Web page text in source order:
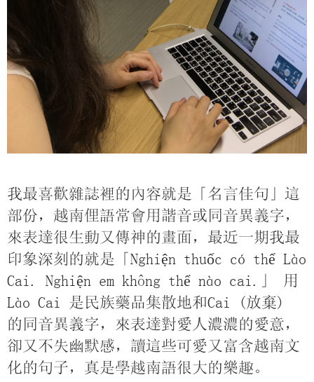
我最喜歡雜誌裡的內容就是「名言佳句」這
部份，越南俚語常會用諧音或同音異義字，
來表達很生動又傳神的畫面，最近一期我最
印象深刻的就是「 Nghiện thuốc có thể Lào
Cai. Nghiện em không thể nào cai.」 用
Lào Cai 是民族藥品集散地和Cai (放棄)
的同音異義字，來表達對愛人濃濃的愛意，
卻又不失幽默感，讀這些可愛又富含越南文
化的句子，真是學越南語很大的樂趣。